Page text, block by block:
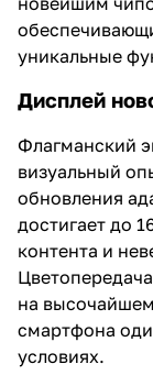
уникальные
Дисплей
Флагманский
визуальный
обновления
достигает до
контента и
на
смартфона
условиях.